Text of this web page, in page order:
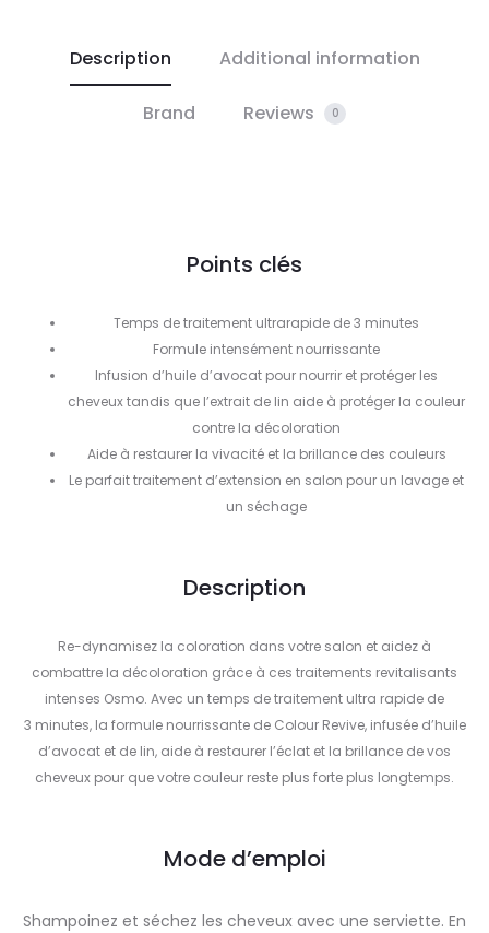
Description Additional information
Brand Reviews 0
Points clés
Temps de traitement ultrarapide de 3 minutes
Formule intensément nourrissante
Infusion d’huile d’avocat pour nourrir et protéger les
cheveux tandis que l’extrait de lin aide à protéger la couleur
contre la décoloration
Aide à restaurer la vivacité et la brillance des couleurs
Le parfait traitement d’extension en salon pour un lavage et
un séchage
Description
Re-dynamisez la coloration dans votre salon et aidez à
combattre la décoloration grâce à ces traitements revitalisants
intenses Osmo. Avec un temps de traitement ultra rapide de
3 minutes, la formule nourrissante de Colour Revive, infusée d’huile
d’avocat et de lin, aide à restaurer l’éclat et la brillance de vos
cheveux pour que votre couleur reste plus forte plus longtemps.
Mode d’emploi
Shampoinez et séchez les cheveux avec une serviette. En